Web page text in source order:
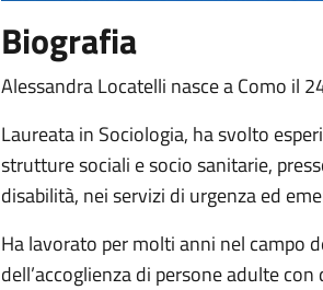
Biografia
Alessandra Locatelli nasce a Como il
Laureata in Sociologia, ha svolto
strutture sociali e socio sanitarie,
disabilità, nei servizi di urgenza ed
Ha lavorato per molti anni nel campo
dell’accoglienza di persone adulte